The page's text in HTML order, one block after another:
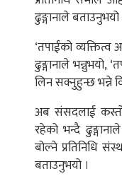
ढुङ्गानाले बताउनुभयो
‘तपाईंको
ढुङ्गानाले भन्नुभयो,
लिन सक्नुहुन्छ भन्ने
अब संसदलाई
रहेको भन्दै
बोल्ने प्रतिनिधि
बताउनुभयो ।